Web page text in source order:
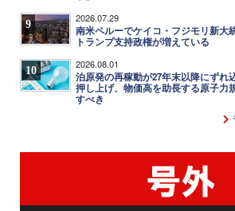
9 2026.07.29
南米ペルーでケイコ・フジモリ新大
トランプ支持政権が増えている
10 2026.08.01
泊原発の再稼動が27年末以降にずれ
押し上げ、物価高を助長する原子力
すべき